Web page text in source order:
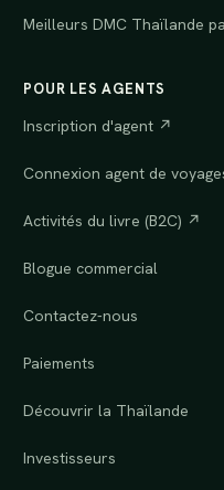
Meilleurs DMC Thaïlande
POUR LES AGENTS
Inscription d'agent ↗
Connexion agent de
Activités du livre (B2C) ↗
Blogue commercial
Contactez-nous
Paiements
Découvrir la Thaïlande
Investisseurs